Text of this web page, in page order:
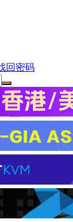
回密码